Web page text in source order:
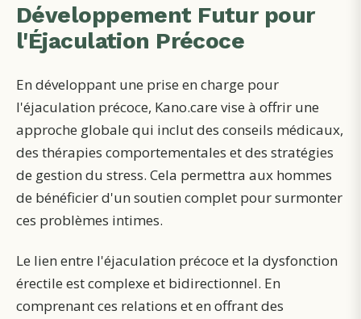
Développement Futur pour
l'Éjaculation Précoce
En développant une prise en charge pour
l'éjaculation précoce, Kano.care vise à offrir une
approche globale qui inclut des conseils médicaux,
des thérapies comportementales et des stratégies
de gestion du stress. Cela permettra aux hommes
de bénéficier d'un soutien complet pour surmonter
ces problèmes intimes.
Le lien entre l'éjaculation précoce et la dysfonction
érectile est complexe et bidirectionnel. En
comprenant ces relations et en offrant des